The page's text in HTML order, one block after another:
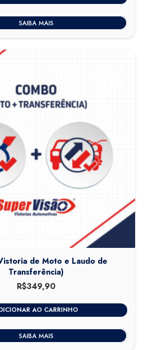
SAIBA MAIS
de Moto e Laudo de
Transferência)
R$349,90
AO CARRINHO
SAIBA MAIS